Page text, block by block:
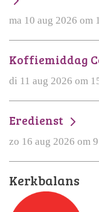
ma 10 aug 2026 om
Koffiemiddag
di 11 aug 2026 om
Eredienst
zo 16 aug 2026 om
Kerkbalans